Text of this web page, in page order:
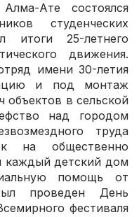
Ате состоялся
студенческих
итоги 25-летнего
движения.
имени 30-летия
и под монтаж
объектов в сельской
над городом
труда
на общественно
каждый детский дом
помощь от
проведен День
фестиваля